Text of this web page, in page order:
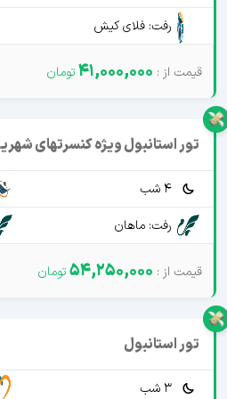
رفت: فلای کیش
41,000,000
تور استانبول ویژه کنسرتهای
4 شب
رفت: ماهان
54,250,000
تور استانبول
3 شب